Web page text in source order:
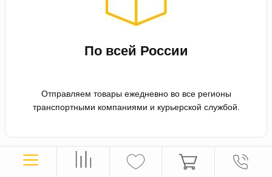
По всей России
Отправляем товары ежедневно во все регионы
транспортными компаниями и курьерской службой.
Оплата